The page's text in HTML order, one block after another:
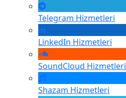
Telegram Hizmetleri
LinkedIn Hizmetleri
SoundCloud Hizmetleri
Shazam Hizmetleri